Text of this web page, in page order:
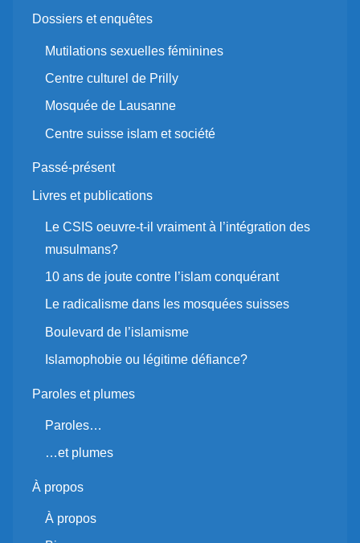
Dossiers et enquêtes
Mutilations sexuelles féminines
Centre culturel de Prilly
Mosquée de Lausanne
Centre suisse islam et société
Passé-présent
Livres et publications
Le CSIS oeuvre-t-il vraiment à l’intégration des
musulmans?
10 ans de joute contre l’islam conquérant
Le radicalisme dans les mosquées suisses
Boulevard de l’islamisme
Islamophobie ou légitime défiance?
Paroles et plumes
Paroles…
…et plumes
À propos
À propos